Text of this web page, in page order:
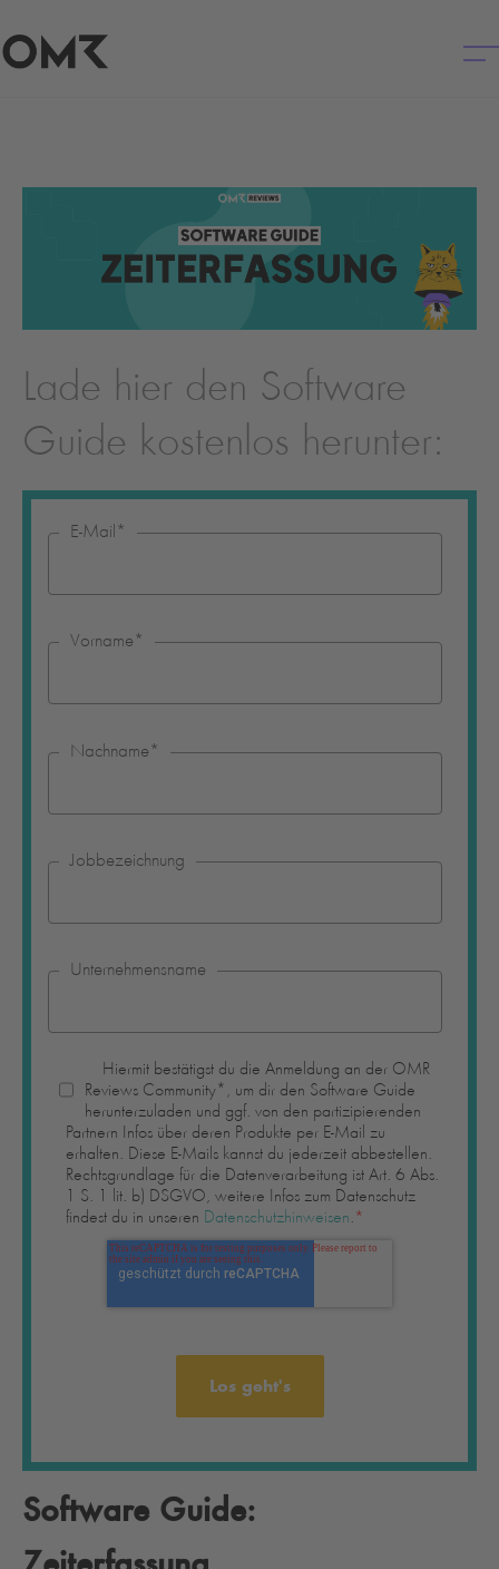
Lade hier den Software
Guide kostenlos herunter:
E-Mail *
Vorname *
Nachname *
Jobbezeichnung
Unternehmensname
Hiermit bestätigst du die Anmeldung an der OMR
Reviews Community*, um dir den Software Guide
herunterzuladen und ggf. von den partizipierenden
Partnern Infos über deren Produkte per E-Mail zu
erhalten. Diese E-Mails kannst du jederzeit abbestellen.
Rechtsgrundlage für die Datenverarbeitung ist Art. 6 Abs.
1 S. 1 lit. b) DSGVO, weitere Infos zum Datenschutz
findest du in unseren Datenschutzhinweisen.*
Software Guide: